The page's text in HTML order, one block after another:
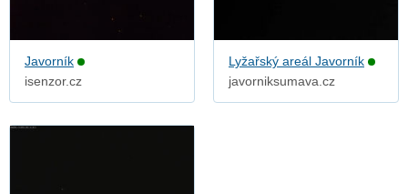
Javorník
isenzor.cz
Lyžařský areál Javorník
javorniksumava.cz